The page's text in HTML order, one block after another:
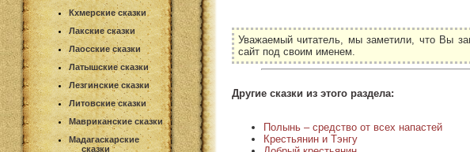
Кхмерские сказки
Лакские сказки
Лаосские сказки
Латышские сказки
Лезгинские сказки
Литовские сказки
Мавриканские сказки
Мадагаскарские
сказки
Уважаемый читатель, мы заметили, что Вы
сайт под своим именем.
Другие сказки из этого раздела:
Полынь – средство от всех напастей
Крестьянин и Тэнгу